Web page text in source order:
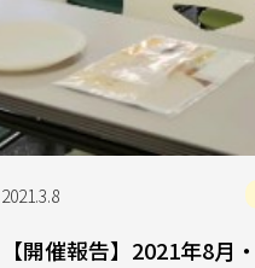
2021.3.8
【開催報告】2021年8月